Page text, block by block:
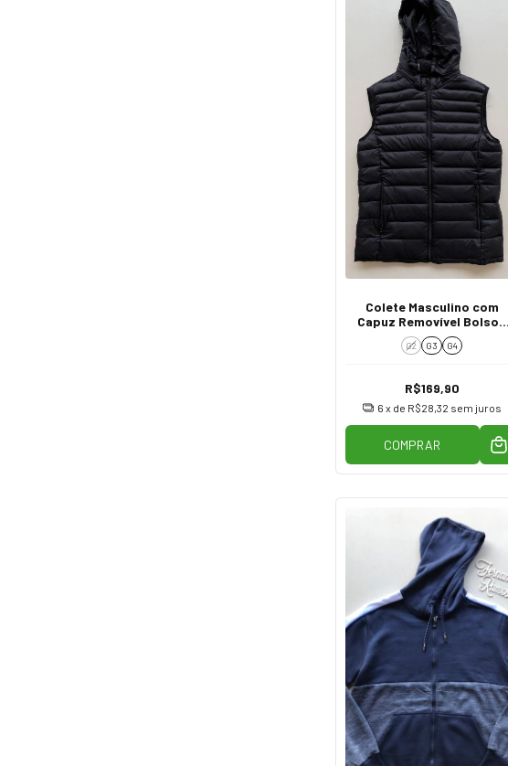
Colete Masculino com
Capuz Removível Bolsos
Laterais Preto
G2 G3 G4
R$169,90
6 x de R$28,32 sem juros
COMPRAR